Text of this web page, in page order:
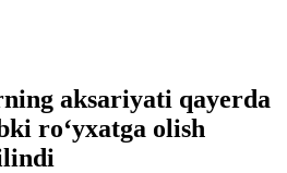
aksariyati qayerda
ro‘yxatga olish